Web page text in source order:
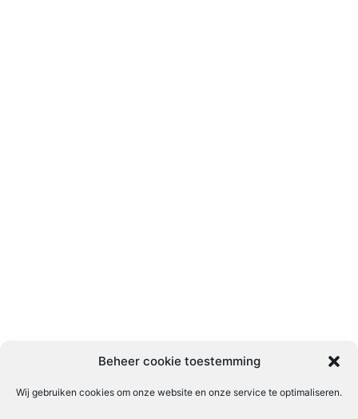
Beheer cookie toestemming
Wij gebruiken cookies om onze website en onze service te optimaliseren.